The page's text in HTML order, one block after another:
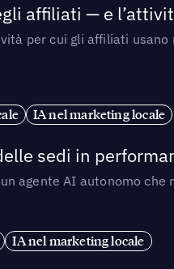
affiliati — e
per cui gli affiliati
IA nel marketing locale
sedi in
agente AI autonomo
IA nel marketing locale